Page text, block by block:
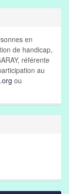
en
de handicap,
référente
au
ou